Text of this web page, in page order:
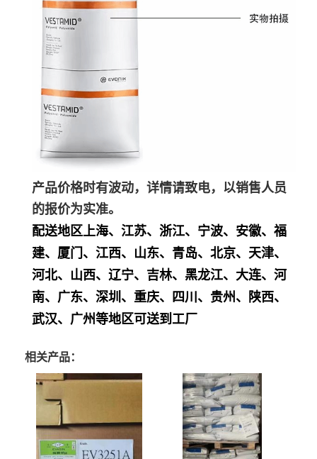
产品价格时有波动，详情请致电，以销售人员
的报价为实准。
配送地区上海、江苏、浙江、宁波、安徽、福
建、厦门、江西、山东、青岛、北京、天津、
河北、山西、辽宁、吉林、黑龙江、大连、河
南、广东、深圳、重庆、四川、贵州、陕西、
武汉、广州等地区可送到工厂
相关产品：